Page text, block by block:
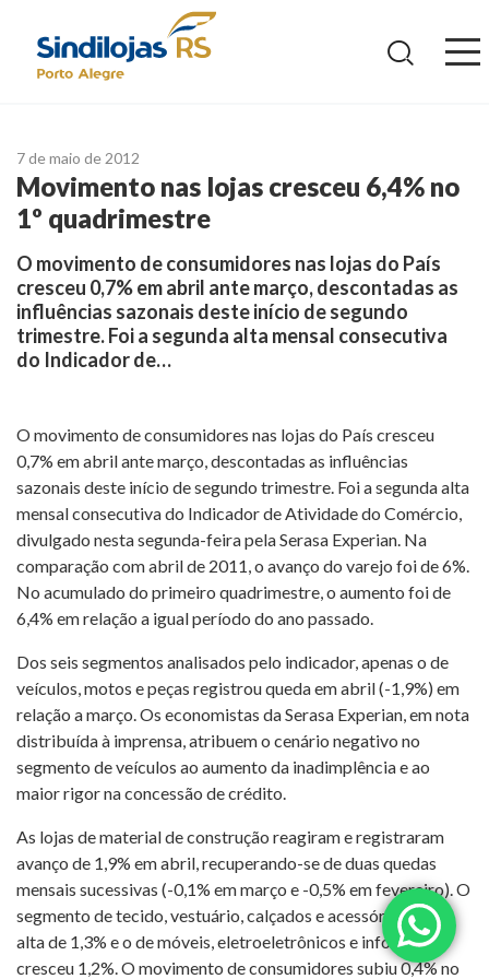
7 de maio de 2012
Movimento nas lojas cresceu 6,4% no
1º quadrimestre
O movimento de consumidores nas lojas do País
cresceu 0,7% em abril ante março, descontadas as
influências sazonais deste início de segundo
trimestre. Foi a segunda alta mensal consecutiva
do Indicador de…
O movimento de consumidores nas lojas do País cresceu
0,7% em abril ante março, descontadas as influências
sazonais deste início de segundo trimestre. Foi a segunda alta
mensal consecutiva do Indicador de Atividade do Comércio,
divulgado nesta segunda-feira pela Serasa Experian. Na
comparação com abril de 2011, o avanço do varejo foi de 6%.
No acumulado do primeiro quadrimestre, o aumento foi de
6,4% em relação a igual período do ano passado.
Dos seis segmentos analisados pelo indicador, apenas o de
veículos, motos e peças registrou queda em abril (-1,9%) em
relação a março. Os economistas da Serasa Experian, em nota
distribuída à imprensa, atribuem o cenário negativo no
segmento de veículos ao aumento da inadimplência e ao
maior rigor na concessão de crédito.
As lojas de material de construção reagiram e registraram
avanço de 1,9% em abril, recuperando-se de duas quedas
mensais sucessivas (-0,1% em março e -0,5% em fevereiro). O
segmento de tecido, vestuário, calçados e acessórios teve
alta de 1,3% e o de móveis, eletroeletrônicos e informática
cresceu 1,2%. O movimento de consumidores subiu 0,4% no